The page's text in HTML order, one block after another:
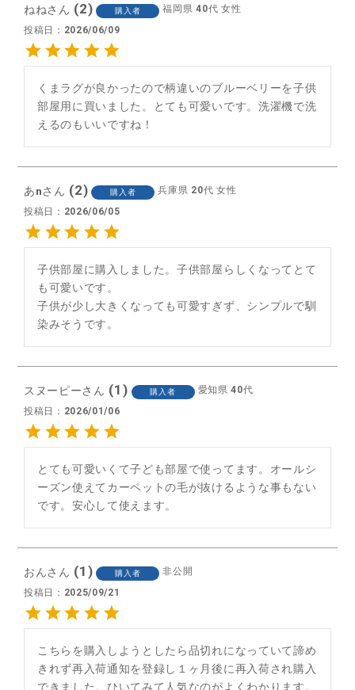
ねね 2 購入者 福岡県 40代 女性
投稿日
2026/06/09
くまラグが良かったので柄違いのブルーベリーを子供
部屋用に買いました。とても可愛いです。洗濯機で洗
えるのもいいですね！
あn 2 購入者 兵庫県 20代 女性
投稿日
2026/06/05
子供部屋に購入しました。子供部屋らしくなってとて
も可愛いです。
子供が少し大きくなっても可愛すぎず、シンプルで馴
染みそうです。
スヌーピー 1 購入者 愛知県 40代
投稿日
2026/01/06
とても可愛いくて子ども部屋で使ってます。オールシ
ーズン使えてカーペットの毛が抜けるような事もない
です。安心して使えます。
おん 1 購入者
非公開
投稿日
2025/09/21
こちらを購入しようとしたら品切れになっていて諦め
きれず再入荷通知を登録し１ヶ月後に再入荷され購入